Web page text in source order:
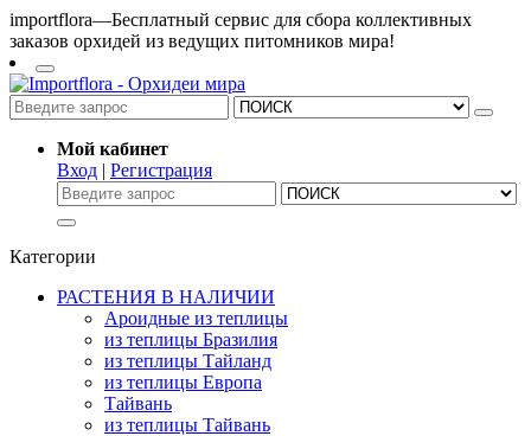
importflora—Бесплатный сервис для сбора коллективных
заказов орхидей из ведущих питомников мира!
Мой кабинет
Вход | Регистрация
Категории
РАСТЕНИЯ В НАЛИЧИИ
Ароидные из теплицы
из теплицы Бразилия
из теплицы Тайланд
из теплицы Европа
Тайвань
из теплицы Тайвань